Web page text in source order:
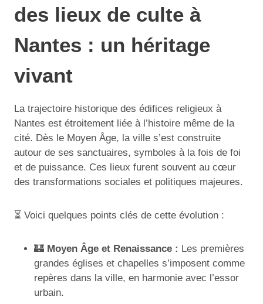
des lieux de culte à
Nantes : un héritage
vivant
La trajectoire historique des édifices religieux à
Nantes est étroitement liée à l’histoire même de la
cité. Dès le Moyen Âge, la ville s’est construite
autour de ses sanctuaires, symboles à la fois de foi
et de puissance. Ces lieux furent souvent au cœur
des transformations sociales et politiques majeures.
⏳ Voici quelques points clés de cette évolution :
🏰 Moyen Âge et Renaissance : Les premières
grandes églises et chapelles s’imposent comme
repères dans la ville, en harmonie avec l’essor
urbain.